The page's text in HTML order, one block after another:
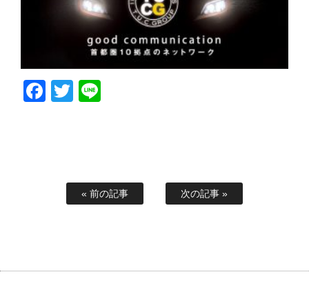
Facebook
Twitter
« 前の記事 次の記事 »